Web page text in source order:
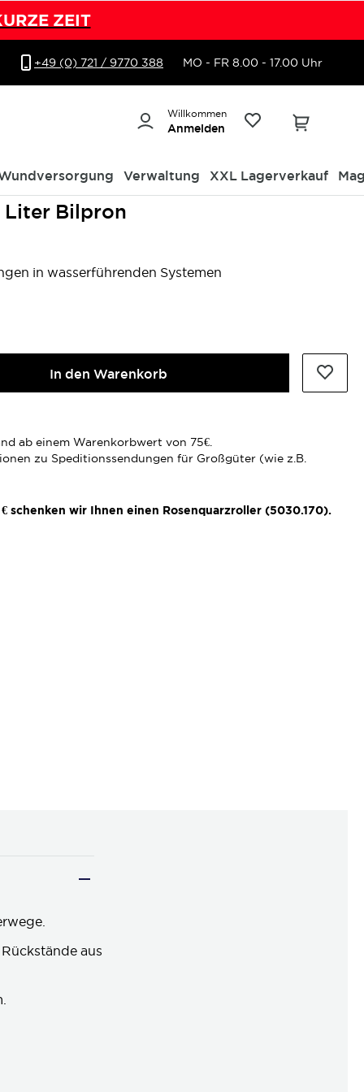
ZEIT
+49 (0) 721 / 9770 388 MO - FR 8.00 - 17.00 Uhr
Willkommen
Anmelden
Verwaltung XXL Lagerverkauf
Liter Bilpron
in wasserführenden Systemen
In den Warenkorb
ab einem Warenkorbwert von 75€.
zu Speditionssendungen für Großgüter (wie z.B.
schenken wir Ihnen einen Rosenquarzroller (5030.170).
aus